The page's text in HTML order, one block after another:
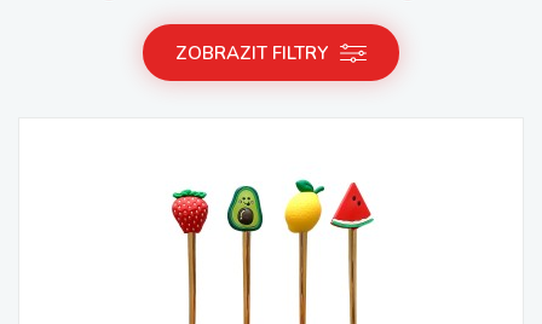
ZOBRAZIT FILTRY